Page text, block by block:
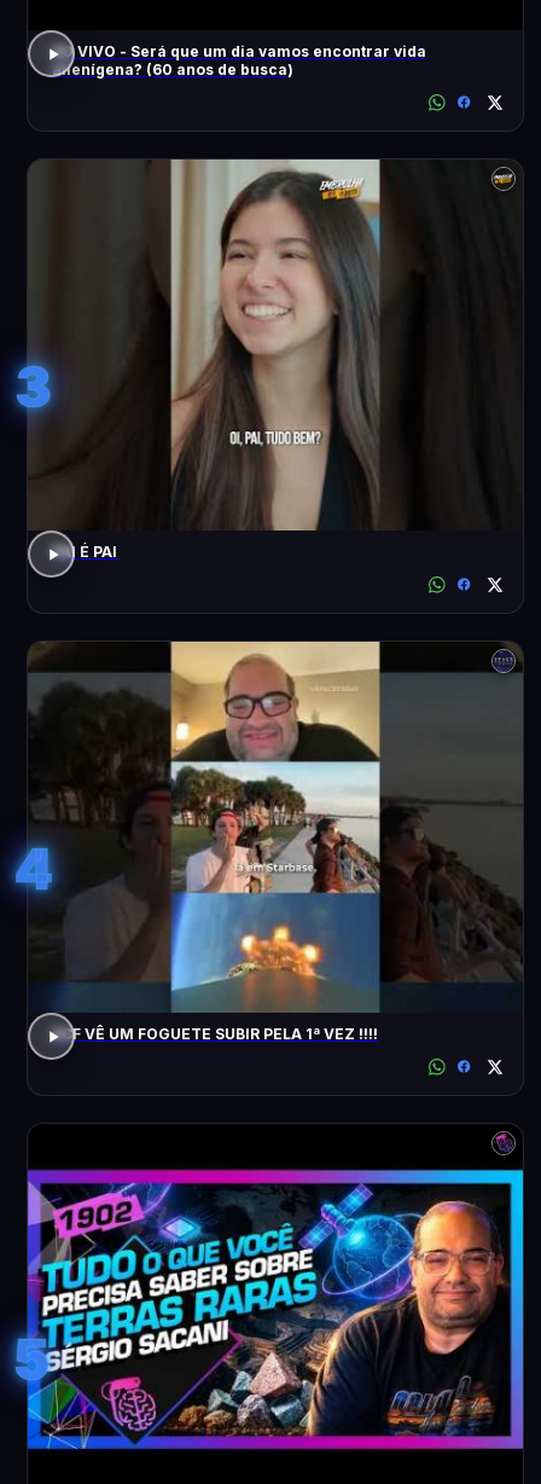
AO VIVO - Será que um dia vamos encontrar vida
alienígena? (60 anos de busca)
3
PAI É PAI
4
ACF VÊ UM FOGUETE SUBIR PELA 1ª VEZ !!!!
5